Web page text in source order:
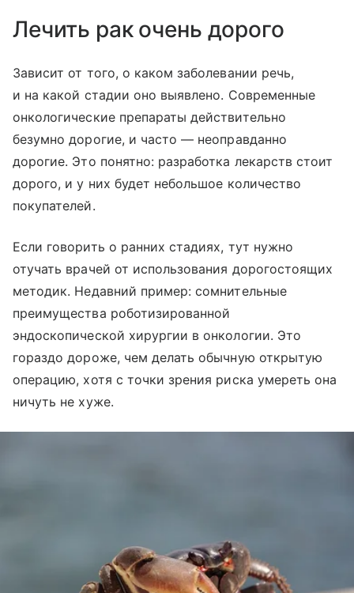
Лечить рак очень дорого
Зависит от того, о каком заболевании речь,
и на какой стадии оно выявлено. Современные
онкологические препараты действительно
безумно дорогие, и часто — неоправданно
дорогие. Это понятно: разработка лекарств стоит
дорого, и у них будет небольшое количество
покупателей.
Если говорить о ранних стадиях, тут нужно
отучать врачей от использования дорогостоящих
методик. Недавний пример: сомнительные
преимущества роботизированной
эндоскопической хирургии в онкологии. Это
гораздо дороже, чем делать обычную открытую
операцию, хотя с точки зрения риска умереть она
ничуть не хуже.